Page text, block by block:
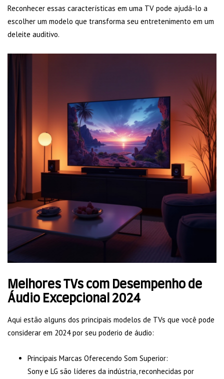
Reconhecer essas características em uma TV pode ajudá-lo a
escolher um modelo que transforma seu entretenimento em um
deleite auditivo.
Melhores TVs com Desempenho de
Áudio Excepcional 2024
Aqui estão alguns dos principais modelos de TVs que você pode
considerar em 2024 por seu poderio de áudio:
Principais Marcas Oferecendo Som Superior:
Sony e LG são líderes da indústria, reconhecidas por